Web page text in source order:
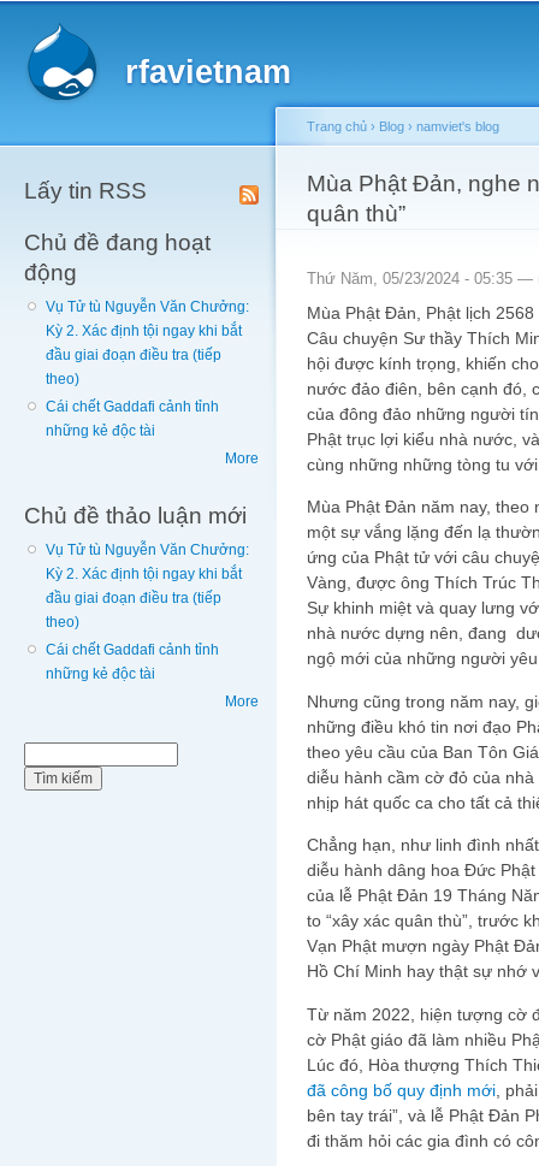
rfavietnam
Lấy tin RSS
Chủ đề đang hoạt
động
Vụ Tử tù Nguyễn Văn Chưởng:
Kỳ 2. Xác định tội ngay khi bắt
đầu giai đoạn điều tra (tiếp
theo)
Cái chết Gaddafi cảnh tỉnh
những kẻ độc tài
More
Chủ đề thảo luận mới
Vụ Tử tù Nguyễn Văn Chưởng:
Kỳ 2. Xác định tội ngay khi bắt
đầu giai đoạn điều tra (tiếp
theo)
Cái chết Gaddafi cảnh tỉnh
những kẻ độc tài
More
You are here
Trang chủ › Blog › namviet's blog
Mùa Phật Đản, nghe
quân thù”
Thứ Năm, 05/23/2024 - 05:35 —
Mùa Phật Đản, Phật lịch
Câu chuyện Sư thầy Thích
hội được kính trọng, khiến
nước đảo điên, bên cạnh đó,
của đông đảo những người
Phật trục lợi kiểu nhà nước,
cùng những những tòng tu
Mùa Phật Đản năm nay, theo
một sự vắng lặng đến lạ
ứng của Phật tử với câu
Vàng, được ông Thích Trúc
Sự khinh miệt và quay lưng
nhà nước dựng nên, đang
ngộ mới của những người
Nhưng cũng trong năm nay,
những điều khó tin nơi đạo
theo yêu cầu của Ban Tôn
diễu hành cầm cờ đỏ của
nhịp hát quốc ca cho tất cả
Chẳng hạn, như linh đình
diễu hành dâng hoa Đức
của lễ Phật Đản 19 Tháng
to “xây xác quân thù”, trước
Vạn Phật mượn ngày Phật
Hồ Chí Minh hay thật sự nhớ
Từ năm 2022, hiện tượng cờ
cờ Phật giáo đã làm nhiều
Lúc đó, Hòa thượng Thích
đã công bố quy định mới ,
bên tay trái”, và lễ Phật Đản
đi thăm hỏi các gia đình có